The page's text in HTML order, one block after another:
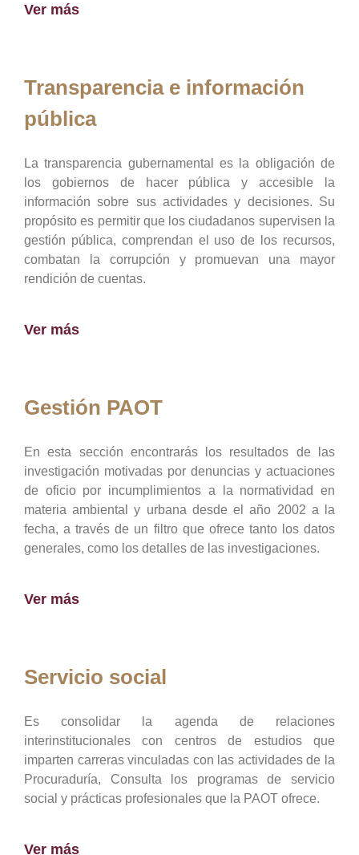
Ver más
Transparencia e información
pública
La transparencia gubernamental es la obligación de
los gobiernos de hacer pública y accesible la
información sobre sus actividades y decisiones. Su
propósito es permitir que los ciudadanos supervisen la
gestión pública, comprendan el uso de los recursos,
combatan la corrupción y promuevan una mayor
rendición de cuentas.
Ver más
Gestión PAOT
En esta sección encontrarás los resultados de las
investigación motivadas por denuncias y actuaciones
de oficio por incumplimientos a la normatividad en
materia ambiental y urbana desde el año 2002 a la
fecha, a través de un filtro que ofrece tanto los datos
generales, como los detalles de las investigaciones.
Ver más
Servicio social
Es consolidar la agenda de relaciones
interinstitucionales con centros de estudios que
imparten carreras vinculadas con las actividades de la
Procuraduría, Consulta los programas de servicio
social y prácticas profesionales que la PAOT ofrece.
Ver más